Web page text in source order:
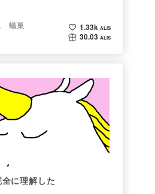
蟻巣
1.33k ALIS
30.03 ALIS
に理解した